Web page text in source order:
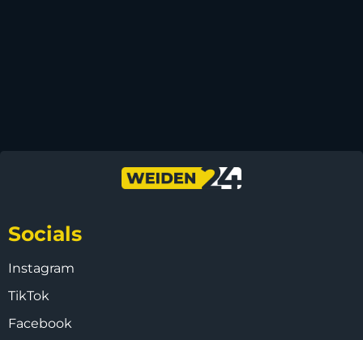
Socials
Instagram
TikTok
Facebook